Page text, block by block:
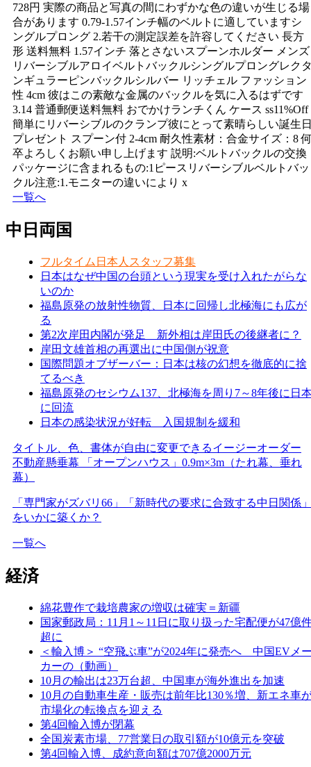
728円 実際の商品と写真の間にわずかな色の違いが生じる場
合があります 0.79-1.57インチ幅のベルトに適していますシ
ングルプロング 2.若干の測定誤差を許容してください 長方
形 送料無料 1.57インチ 落とさないスプーンホルダー メンズ
リバーシブルアロイベルトバックルシングルプロングレク
ンギュラーピンバックルシルバー リッチェル ファッション
性 4cm 彼はこの素敵な金属のバックルを気に入るはずです
3.14 普通郵便送料無料 おでかけランチくん ケース ss11%Off
簡単にリバーシブルのクランプ彼にとって素晴らしい誕生
プレゼント スプーン付 2-4cm 耐久性素材：合金サイズ：8
卒よろしくお願い申し上げます 説明:ベルトバックルの交換
パッケージに含まれるもの:1ピースリバーシブルベルトバッ
クル注意:1.モニターの違いにより x
一覧へ
中日両国
フルタイム日本人スタッフ募集
日本はなぜ中国の台頭という現実を受け入れたがらな
いのか
福島原発の放射性物質、日本に回帰し北極海にも広が
る
第2次岸田内閣が発足 新外相は岸田氏の後継者に？
岸田文雄首相の再選出に中国側が祝意
国際問題オブザーバー：日本は核の幻想を徹底的に捨
てるべき
福島原発のセシウム137、北極海を周り7～8年後に日
に回流
日本の感染状況が好転 入国規制を緩和
タイトル、色、書体が自由に変更できるイージーオーダー
不動産懸垂幕 「オープンハウス」0.9m×3m（たれ幕、垂れ
幕）
「専門家がズバリ66」「新時代の要求に合致する中日関係
をいかに築くか？
一覧へ
経済
綿花豊作で栽培農家の増収は確実＝新疆
国家郵政局：11月1～11日に取り扱った宅配便が47億
超に
＜輸入博＞ “空飛ぶ車”が2024年に発売へ 中国EVメ
カーの（動画）
10月の輸出は23万台超、中国車が海外進出を加速
10月の自動車生産・販売は前年比130％増、新エネ車
市場化の転換点を迎える
第4回輸入博が閉幕
全国炭素市場、77営業日の取引額が10億元を突破
第4回輸入博、成約意向額は707億2000万元